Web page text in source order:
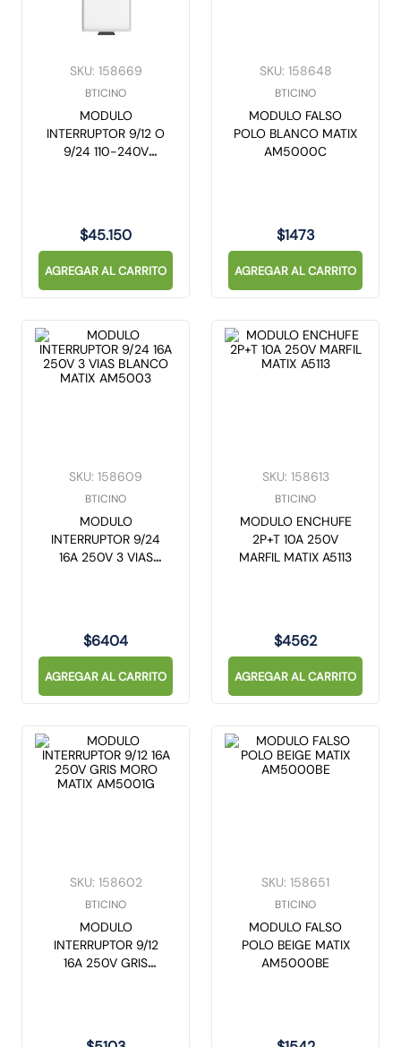
SKU: 158669
BTICINO
MODULO
INTERRUPTOR 9/12 O
9/24 110-240V
$45.150
AGREGAR AL CARRITO
SKU: 158648
BTICINO
MODULO FALSO
POLO BLANCO MATIX
AM5000C
$1473
AGREGAR AL CARRITO
SKU: 158609
BTICINO
MODULO
INTERRUPTOR 9/24
16A 250V 3 VIAS
$6404
AGREGAR AL CARRITO
SKU: 158613
BTICINO
MODULO ENCHUFE
2P+T 10A 250V
MARFIL MATIX A5113
$4562
AGREGAR AL CARRITO
SKU: 158602
BTICINO
MODULO
INTERRUPTOR 9/12
16A 250V GRIS
SKU: 158651
BTICINO
MODULO FALSO
POLO BEIGE MATIX
AM5000BE